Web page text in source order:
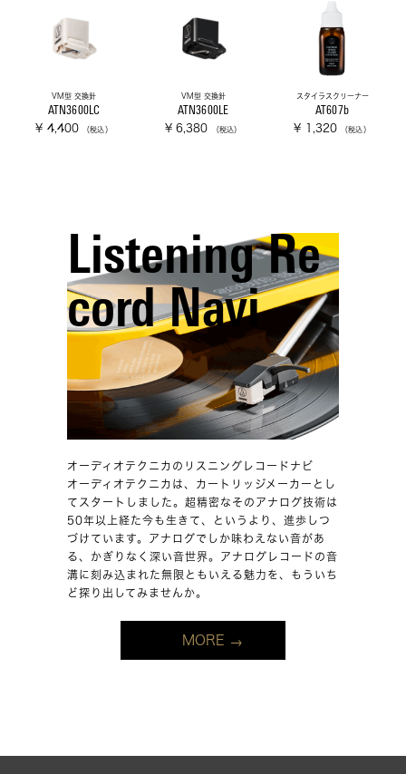
VM型 交換針
ATN3600LC
¥ 4,400 （税込）
VM型 交換針
ATN3600LE
¥ 6,380 （税込）
スタイラスクリーナー
AT607b
¥ 1,320 （税込）
Listening Re
cord Navi
オーディオテクニカのリスニングレコードナビ
オーディオテクニカは、カートリッジメーカーとし
てスタートしました。超精密なそのアナログ技術は
50年以上経た今も生きて、というより、進歩しつ
づけています。アナログでしか味わえない音があ
る、かぎりなく深い音世界。アナログレコードの音
溝に刻み込まれた無限ともいえる魅力を、もういち
ど探り出してみませんか。
MORE